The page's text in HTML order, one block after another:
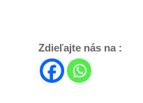
Zdieľajte nás na :